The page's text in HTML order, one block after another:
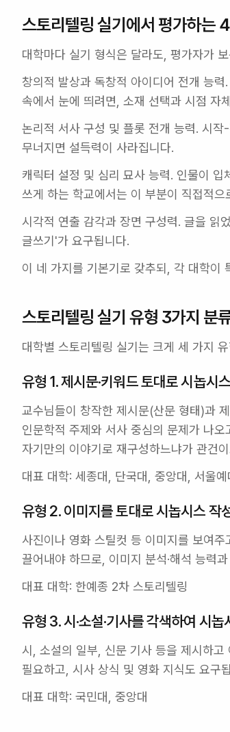
스토리텔링 실기에서 평가하는
대학마다 실기 형식은 달라도, 평가자가
창의적 발상과 독창적 아이디어 전개 능력.
속에서 눈에 띄려면, 소재 선택과 시점 자
논리적 서사 구성 및 플롯 전개 능력. 시작
무너지면 설득력이 사라집니다.
캐릭터 설정 및 심리 묘사 능력. 인물이 입
쓰게 하는 학교에서는 이 부분이 직접적으
시각적 연출 감각과 장면 구성력. 글을 읽
글쓰기'가 요구됩니다.
이 네 가지를 기본기로 갖추되, 각 대학이
스토리텔링 실기 유형 3가지 분
대학별 스토리텔링 실기는 크게 세 가지
유형 1. 제시문·키워드 토대로 시놉시
교수님들이 창작한 제시문(산문 형태)과
인문학적 주제와 서사 중심의 문제가 나
자기만의 이야기로 재구성하느냐가 관건
대표 대학: 세종대, 단국대, 중앙대, 서울
유형 2. 이미지를 토대로 시놉시스 작
사진이나 영화 스틸컷 등 이미지를 보여
끌어내야 하므로, 이미지 분석·해석 능력
대표 대학: 한예종 2차 스토리텔링
유형 3. 시·소설·기사를 각색하여 시놉
시, 소설의 일부, 신문 기사 등을 제시하
필요하고, 시사 상식 및 영화 지식도 요구
대표 대학: 국민대, 중앙대